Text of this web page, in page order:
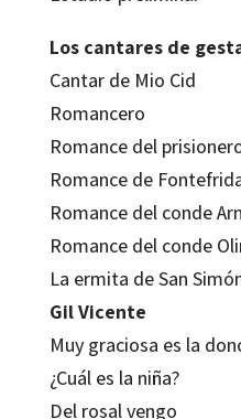
Los cantares de
Cantar de Mio Cid
Romancero
Romance del
Romance de
Romance del conde
Romance del conde
La ermita de San
Gil Vicente
Muy graciosa es la
¿Cuál es la niña?
Del rosal vengo